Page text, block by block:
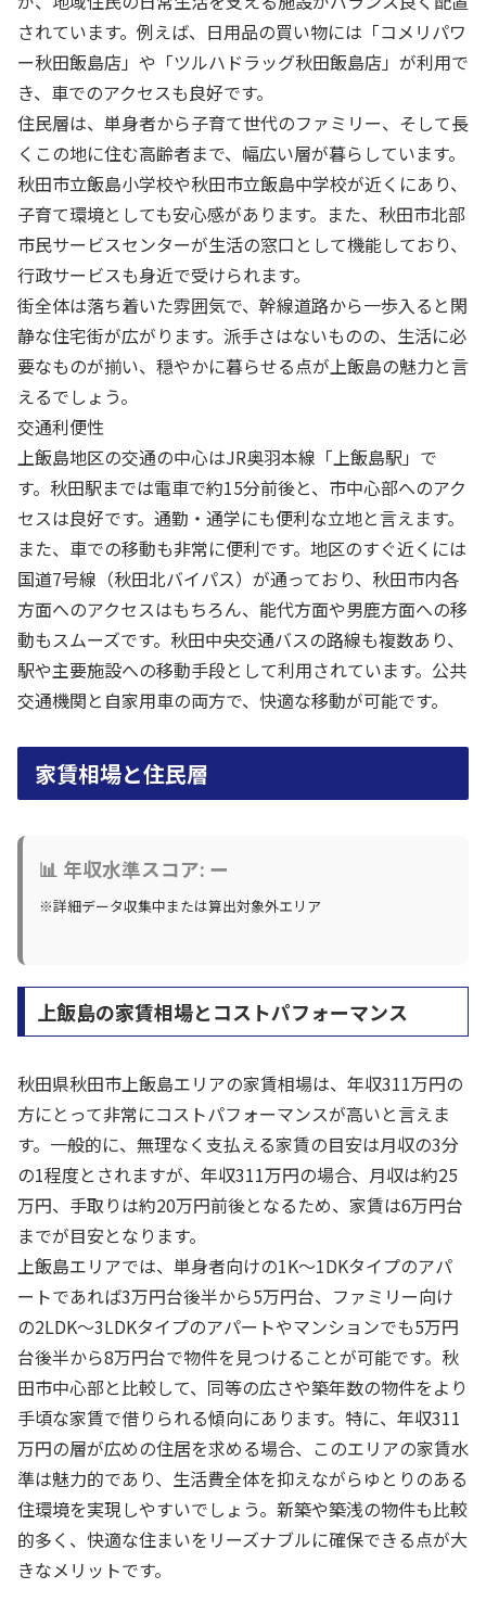
されています。例えば、日用品の買い物には「コメリパワ
ー秋田飯島店」や「ツルハドラッグ秋田飯島店」が利用で
き、車でのアクセスも良好です。
住民層は、単身者から子育て世代のファミリー、そして長
くこの地に住む高齢者まで、幅広い層が暮らしています。
秋田市立飯島小学校や秋田市立飯島中学校が近くにあり、
子育て環境としても安心感があります。また、秋田市北部
市民サービスセンターが生活の窓口として機能しており、
行政サービスも身近で受けられます。
街全体は落ち着いた雰囲気で、幹線道路から一歩入ると閑
静な住宅街が広がります。派手さはないものの、生活に必
要なものが揃い、穏やかに暮らせる点が上飯島の魅力と言
えるでしょう。
交通利便性
上飯島地区の交通の中心はJR奥羽本線「上飯島駅」で
す。秋田駅までは電車で約15分前後と、市中心部へのアク
セスは良好です。通勤・通学にも便利な立地と言えます。
また、車での移動も非常に便利です。地区のすぐ近くには
国道7号線（秋田北バイパス）が通っており、秋田市内各
方面へのアクセスはもちろん、能代方面や男鹿方面への移
動もスムーズです。秋田中央交通バスの路線も複数あり、
駅や主要施設への移動手段として利用されています。公共
交通機関と自家用車の両方で、快適な移動が可能です。
家賃相場と住民層
📊 年収水準スコア: ー
※詳細データ収集中または算出対象外エリア
上飯島の家賃相場とコストパフォーマンス
秋田県秋田市上飯島エリアの家賃相場は、年収311万円の
方にとって非常にコストパフォーマンスが高いと言えま
す。一般的に、無理なく支払える家賃の目安は月収の3分
の1程度とされますが、年収311万円の場合、月収は約25
万円、手取りは約20万円前後となるため、家賃は6万円台
までが目安となります。
上飯島エリアでは、単身者向けの1K〜1DKタイプのアパ
ートであれば3万円台後半から5万円台、ファミリー向け
の2LDK〜3LDKタイプのアパートやマンションでも5万円
台後半から8万円台で物件を見つけることが可能です。秋
田市中心部と比較して、同等の広さや築年数の物件をより
手頃な家賃で借りられる傾向にあります。特に、年収311
万円の層が広めの住居を求める場合、このエリアの家賃水
準は魅力的であり、生活費全体を抑えながらゆとりのある
住環境を実現しやすいでしょう。新築や築浅の物件も比較
的多く、快適な住まいをリーズナブルに確保できる点が大
きなメリットです。